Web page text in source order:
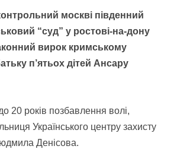
москві південний
“суд” у ростові-на-дону
вирок кримському
п’ятьох дітей Ансару
20 років позбавлення волі,
Українського центру захисту
Денісова.